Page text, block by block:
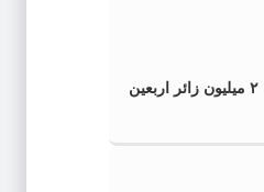
بازگشت نزدیک به ۲ میلیون زائر اربعین